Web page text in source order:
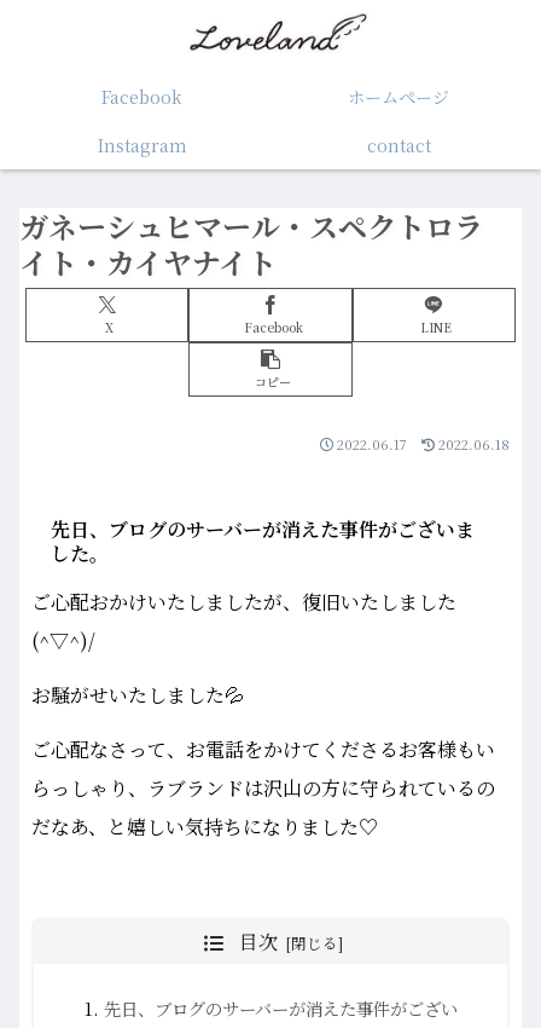
Facebook
ホームぺージ
Instagram
contact
ガネーシュヒマール・スペクトロラ
イト・カイヤナイト
X Facebook LINE
コピー
2022.06.17 2022.06.18
先日、ブログのサーバーが消えた事件がございま
した。
ご心配おかけいたしましたが、復旧いたしました
(^▽^)/
お騒がせいたしました💦
ご心配なさって、お電話をかけてくださるお客様もい
らっしゃり、ラブランドは沢山の方に守られているの
だなあ、と嬉しい気持ちになりました♡
目次
先日、ブログのサーバーが消えた事件がござい